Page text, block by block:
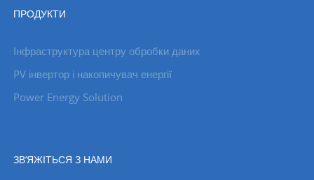
ПРОДУКТИ
Інфраструктура центру обробки даних
PV інвертор і накопичувач енергії
Power Energy Solution
ЗВ’ЯЖІТЬСЯ З НАМИ